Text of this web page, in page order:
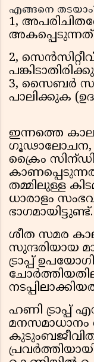
എങ്ങനെ
1,
അകപ്പെടുന്നത്
2,
3, സൈബർ
പാലിക്കുക
ഇന്നത്തെ
ഗൂഢാലോചന,
ക്രൈം
തമ്മിലുള്ള
ധാരാളം
ഭാഗമായിട്ടുണ്ട്.
ശീത സമര
സുന്ദരിയായ
ട്രാപ്പ്
ഹണി ട്രാപ്പ്